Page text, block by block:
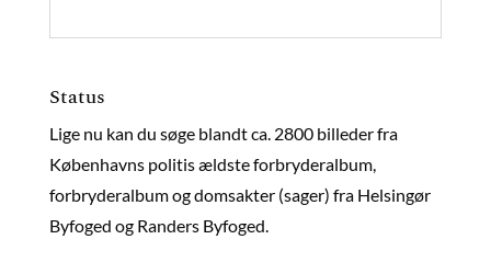
Status
Lige nu kan du søge blandt ca. 2800 billeder fra
Københavns politis ældste forbryderalbum,
forbryderalbum og domsakter (sager) fra Helsingør
Byfoged og Randers Byfoged.